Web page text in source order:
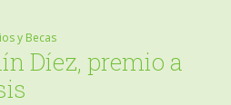
y Becas
Díez, premio a